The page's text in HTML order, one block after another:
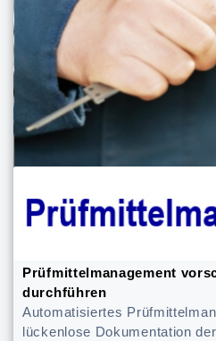
Prüfmittelmanagement
durchführen
Automatisiertes
lückenlose Dokumentation